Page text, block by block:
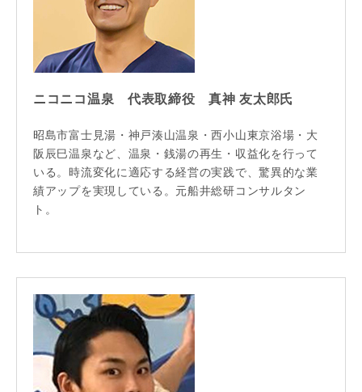
ニコニコ温泉 代表取締役 真神 友太郎氏
昭島市富士見湯・神戸湊山温泉・西小山東京浴場・大
阪辰巳温泉など、温泉・銭湯の再生・収益化を行って
いる。時流変化に適応する経営の実践で、驚異的な業
績アップを実現している。元船井総研コンサルタン
ト。